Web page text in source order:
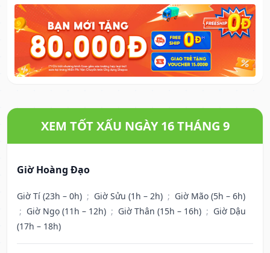
XEM TỐT XẤU NGÀY 16 THÁNG 9
Giờ Hoàng Đạo
Giờ Tí (23h – 0h) ; Giờ Sửu (1h – 2h) ; Giờ Mão (5h – 6h)
; Giờ Ngọ (11h – 12h) ; Giờ Thân (15h – 16h) ; Giờ Dậu
(17h – 18h)